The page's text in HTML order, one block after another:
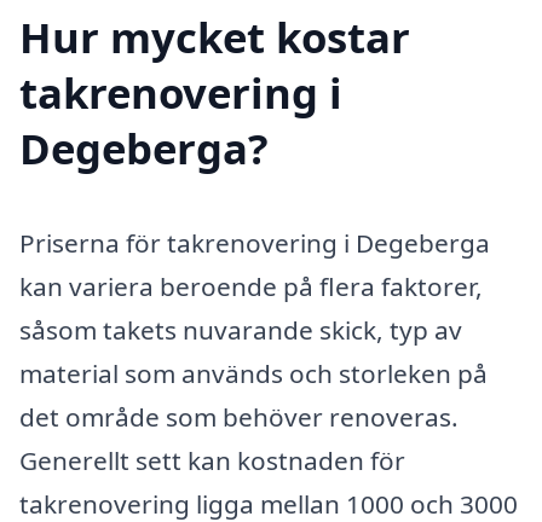
Hur mycket kostar
takrenovering i
Degeberga?
Priserna för takrenovering i Degeberga
kan variera beroende på flera faktorer,
såsom takets nuvarande skick, typ av
material som används och storleken på
det område som behöver renoveras.
Generellt sett kan kostnaden för
takrenovering ligga mellan 1000 och 3000